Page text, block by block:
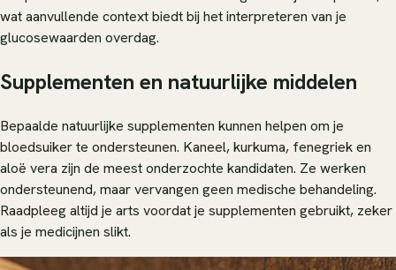
wat aanvullende context biedt bij het interpreteren van je
glucosewaarden overdag.
Supplementen en natuurlijke middelen
Bepaalde natuurlijke supplementen kunnen helpen om je
bloedsuiker te ondersteunen. Kaneel, kurkuma, fenegriek en
aloë vera zijn de meest onderzochte kandidaten. Ze werken
ondersteunend, maar vervangen geen medische behandeling.
Raadpleeg altijd je arts voordat je supplementen gebruikt, zeker
als je medicijnen slikt.